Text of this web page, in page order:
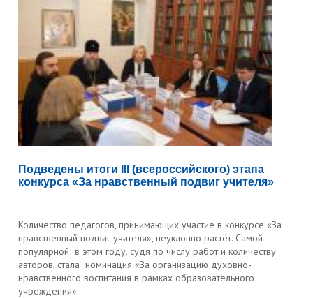
Подведены итоги III (всероссийского) этапа
конкурса «За нравственный подвиг учителя»
Количество педагогов, принимающих участие в конкурсе «За
нравственный подвиг учителя», неуклонно растёт. Самой
популярной в этом году, судя по числу работ и количеству
авторов, стала номинация «За организацию духовно-
нравственного воспитания в рамках образовательного
учреждения».